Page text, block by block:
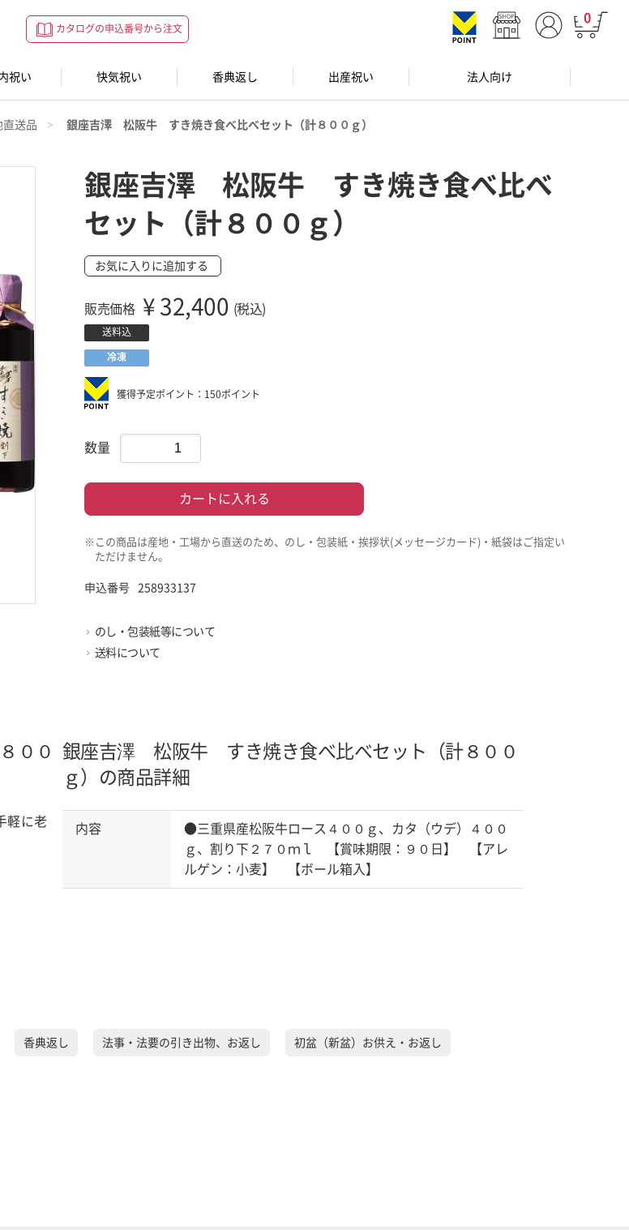
0
カタログの申込番号から注文
祝い 快気祝い 香典返し 出産祝い 法人向け
直送品 銀座吉澤 松阪牛 すき焼き食べ比べセット（計８００ｇ）
銀座吉澤 松阪牛 すき焼き食べ比べ
セット（計８００ｇ）
お気に入りに追加する
販売価格 ¥ 32,400 (税込)
送料込
冷凍
獲得予定ポイント：150ポイント
数量
カートに入れる
※この商品は産地・工場から直送のため、のし・包装紙・挨拶状(メッセージカード)・紙袋はご指定い
ただけません。
申込番号 258933137
のし・包装紙等について
送料について
００
軽に老
銀座吉澤 松阪牛 すき焼き食べ比べセット（計８００
ｇ）の商品詳細
内容
●三重県産松阪牛ロース４００ｇ、カタ（ウデ）４００
ｇ、割り下２７０ｍｌ 【賞味期限：９０日】 【アレ
ルゲン：小麦】 【ボール箱入】
香典返し 法事・法要の引き出物、お返し 初盆（新盆）お供え・お返し